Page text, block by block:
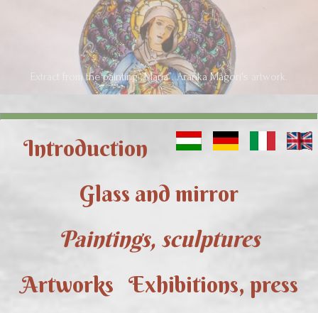
Extract from the painting „Maria”. Aranka Mágori's artwork.
Introduction
Glass and mirror
Paintings, sculptures
Artworks Exhibitions, press